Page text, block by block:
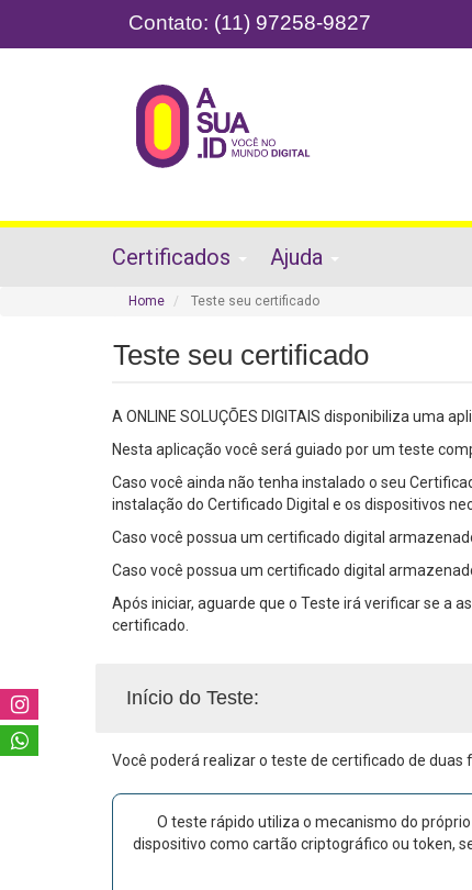
Contato: (11) 97258-9827
Certificados Ajuda
Home Teste seu certificado
Teste seu certificado
A ONLINE SOLUÇÕES DIGITAIS disponibiliza uma
Nesta aplicação você será guiado por um teste
Caso você ainda não tenha instalado o seu
instalação do Certificado Digital e os dispositivos
Caso você possua um certificado digital
Caso você possua um certificado digital
Após iniciar, aguarde que o Teste irá verificar se a
certificado.
Início do Teste:
Você poderá realizar o teste de certificado de duas
O teste rápido utiliza o mecanismo do
dispositivo como cartão criptográfico ou token,